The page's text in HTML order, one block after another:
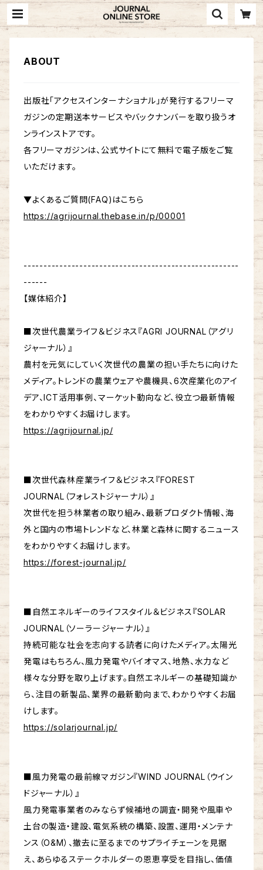
ABOUT
出版社「アクセスインターナショナル」が発行するフリーマ
ガジンの定期送本サービスやバックナンバーを取り扱うオ
ンラインストアです。
各フリーマガジンは、公式サイトにて無料で電子版をご覧
いただけます。
▼よくあるご質問(FAQ)はこちら
https://agrijournal.thebase.in/p/00001
------------------------------------------------------
------
【媒体紹介】
■次世代農業ライフ＆ビジネス『AGRI JOURNAL（アグリ
ジャーナル）』
農村を元気にしていく次世代の農業の担い手たちに向けた
メディア。トレンドの農業ウェアや農機具、6次産業化のアイ
デア、ICT活用事例、マーケット動向など、役立つ最新情報
をわかりやすくお届けします。
https://agrijournal.jp/
■次世代森林産業ライフ＆ビジネス『FOREST
JOURNAL（フォレストジャーナル）』
次世代を担う林業者の取り組み、最新プロダクト情報、海
外と国内の市場トレンドなど、林業と森林に関するニュース
をわかりやすくお届けします。
https://forest-journal.jp/
■自然エネルギーのライフスタイル＆ビジネス『SOLAR
JOURNAL（ソーラージャーナル）』
持続可能な社会を志向する読者に向けたメディア。太陽光
発電はもちろん、風力発電やバイオマス、地熱、水力など
様々な分野を取り上げます。自然エネルギーの基礎知識か
ら、注目の新製品、業界の最新動向まで、わかりやすくお届
けします。
https://solarjournal.jp/
■風力発電の最前線マガジン『WIND JOURNAL（ウイン
ドジャーナル）』
風力発電事業者のみならず候補地の調査・開発や風車や
土台の製造・建設、電気系統の構築、設置、運用・メンテナ
ンス（O&M）、撤去に至るまでのサプライチェーンを見据
え、あらゆるステークホルダーの恩恵享受を目指し、価値